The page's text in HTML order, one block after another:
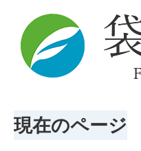
現在のページ